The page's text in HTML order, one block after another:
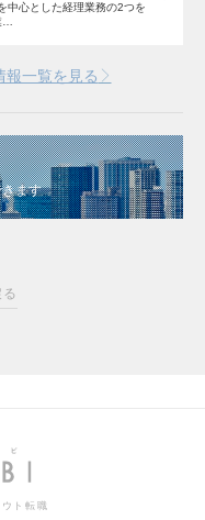
中心とした経理業務の2つを
報一覧を見る
ます
ト転職